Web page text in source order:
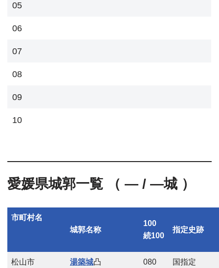
05
06
07
08
09
10
愛媛県城郭一覧 （ — / —城 ）
市町村名
城郭名称
100
続100
指定史跡
松山市 湯築城凸 080 国指定